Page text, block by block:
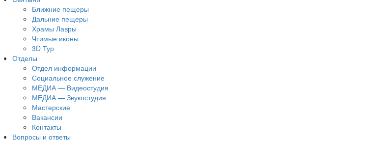
Ближние пещеры
Дальние пещеры
Храмы Лавры
Чтимые иконы
3D Тур
Отделы
Отдел информации
Социальное служение
МЕДИА — Видеостудия
МЕДИА — Звукостудия
Мастерские
Вакансии
Контакты
Вопросы и ответы